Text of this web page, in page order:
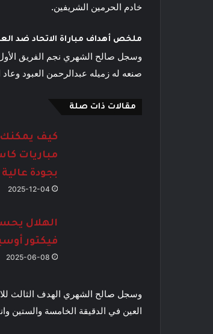
خادم الحرمين الشريفين.
ملخص أهداف مباراة الاتحاد ضد
وسجل صالح الشهري نجم الفريق
صنعه له زميله عبدالرحمن العبود وعاد
مقالات ذات صلة
كيف
مباريات
بجودة
2025-12-04
الهلال
فيكتور
2025-06-08
وسجل صالح الشهري الهدف الثالث
العين في الدقيقة الخامسة والستين